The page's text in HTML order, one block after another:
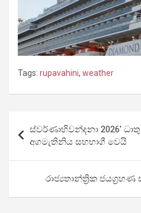
Tags: rupavahini, weather
navigation
ස්වර්ණාභිවන්දනා 2026′
අගමැතිනිය සහභාගී වෙයි
රාජ්‍යතාන්ත්‍රික ජයග්‍රහණ